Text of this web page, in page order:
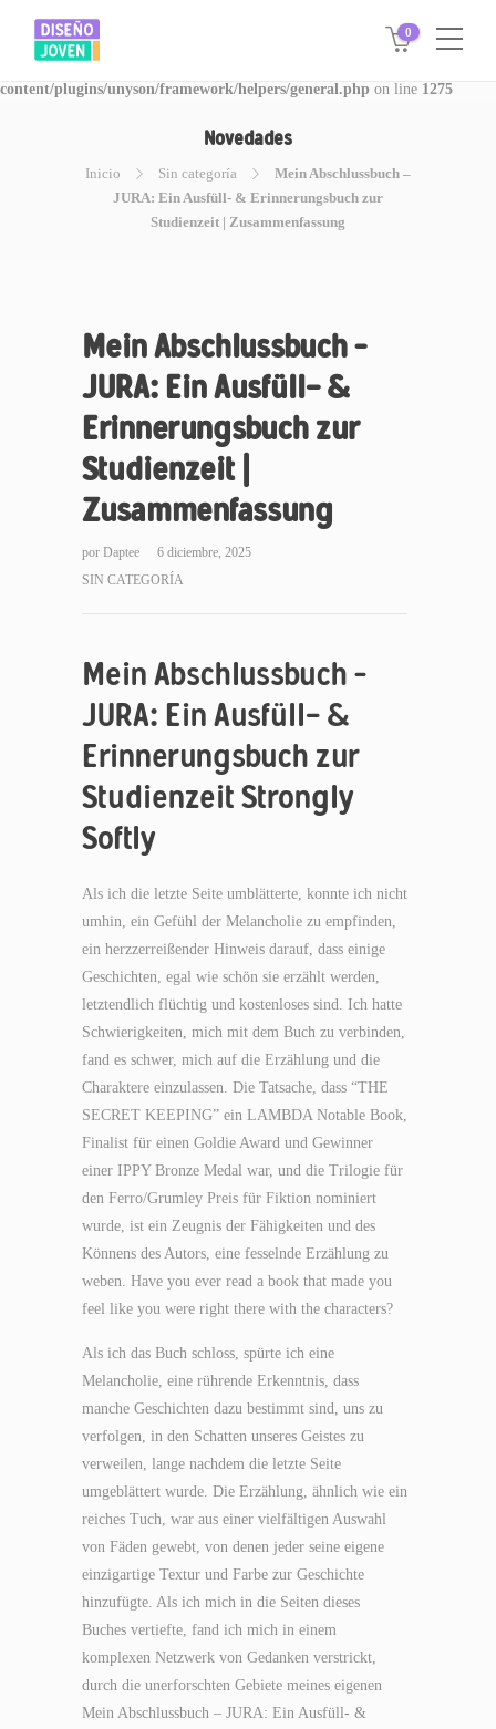
Warning: Invalid argument supplied for foreach() in
/www/disegnojoven.com.ar/htdocs/wp-
content/plugins/unyson/framework/helpers/general.php on line 1275
0
Novedades
Inicio Sin categoría
Mein Abschlussbuch –
JURA: Ein Ausfüll- & Erinnerungsbuch zur
Studienzeit | Zusammenfassung
Mein Abschlussbuch –
JURA: Ein Ausfüll- &
Erinnerungsbuch zur
Studienzeit |
Zusammenfassung
por Daptee
6 diciembre, 2025
SIN CATEGORÍA
Mein Abschlussbuch –
JURA: Ein Ausfüll- &
Erinnerungsbuch zur
Studienzeit Strongly
Softly
Als ich die letzte Seite umblätterte, konnte ich nicht
umhin, ein Gefühl der Melancholie zu empfinden,
ein herzzerreißender Hinweis darauf, dass einige
Geschichten, egal wie schön sie erzählt werden,
letztendlich flüchtig und kostenloses sind. Ich hatte
Schwierigkeiten, mich mit dem Buch zu verbinden,
fand es schwer, mich auf die Erzählung und die
Charaktere einzulassen. Die Tatsache, dass “THE
SECRET KEEPING” ein LAMBDA Notable Book,
Finalist für einen Goldie Award und Gewinner
einer IPPY Bronze Medal war, und die Trilogie für
den Ferro/Grumley Preis für Fiktion nominiert
wurde, ist ein Zeugnis der Fähigkeiten und des
Könnens des Autors, eine fesselnde Erzählung zu
weben. Have you ever read a book that made you
feel like you were right there with the characters?
Als ich das Buch schloss, spürte ich eine
Melancholie, eine rührende Erkenntnis, dass
manche Geschichten dazu bestimmt sind, uns zu
verfolgen, in den Schatten unseres Geistes zu
verweilen, lange nachdem die letzte Seite
umgeblättert wurde. Die Erzählung, ähnlich wie ein
reiches Tuch, war aus einer vielfältigen Auswahl
von Fäden gewebt, von denen jeder seine eigene
einzigartige Textur und Farbe zur Geschichte
hinzufügte. Als ich mich in die Seiten dieses
Buches vertiefte, fand ich mich in einem
komplexen Netzwerk von Gedanken verstrickt,
durch die unerforschten Gebiete meines eigenen
Mein Abschlussbuch – JURA: Ein Ausfüll- &